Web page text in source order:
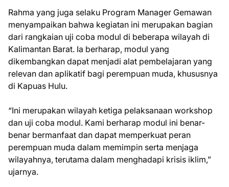
Rahma yang juga selaku Program Manager Gemawan
menyampaikan bahwa kegiatan ini merupakan bagian
dari rangkaian uji coba modul di beberapa wilayah di
Kalimantan Barat. Ia berharap, modul yang
dikembangkan dapat menjadi alat pembelajaran yang
relevan dan aplikatif bagi perempuan muda, khususnya
di Kapuas Hulu.
“Ini merupakan wilayah ketiga pelaksanaan workshop
dan uji coba modul. Kami berharap modul ini benar-
benar bermanfaat dan dapat memperkuat peran
perempuan muda dalam memimpin serta menjaga
wilayahnya, terutama dalam menghadapi krisis iklim,”
ujarnya.